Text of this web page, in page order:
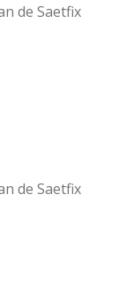
de Saetfix
de Saetfix